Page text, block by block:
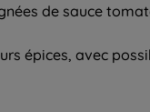
de sauce
épices, avec